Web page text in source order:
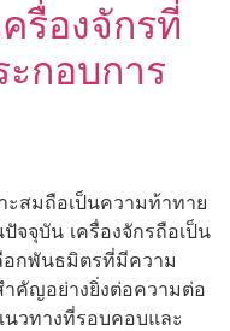
รื่องจักรที่
กอบการ
ะสมถือเป็นความท้าทาย
จจุบัน เครื่องจักรถือเป็น
อกพันธมิตรที่มีความ
คัญอย่างยิ่งต่อความต่อ
นวทางที่รอบคอบและ